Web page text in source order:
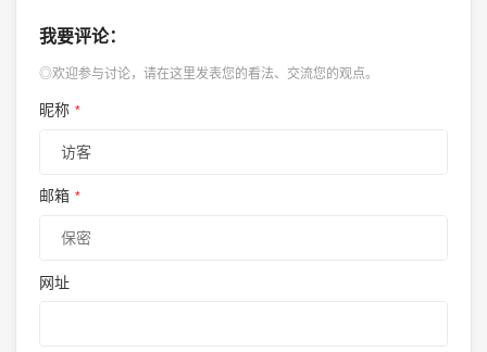
我要评论：
◎欢迎参与讨论，请在这里发表您的看法、交流您的观点。
昵称 *
邮箱 *
网址